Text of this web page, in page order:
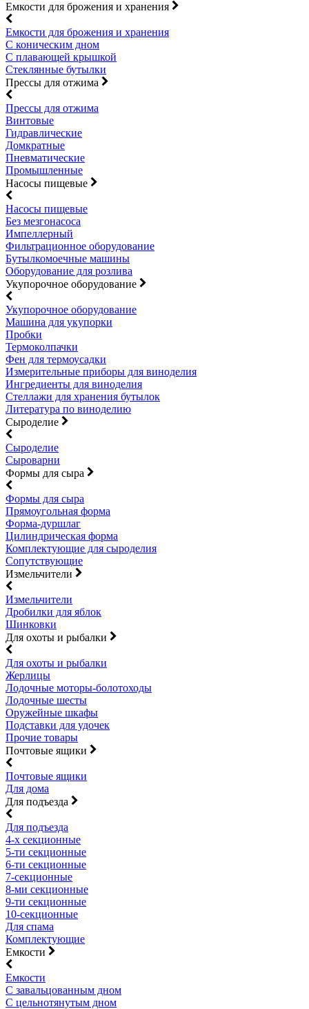
Емкости для брожения и хранения
Емкости для брожения и хранения
С коническим дном
С плавающей крышкой
Стеклянные бутылки
Прессы для отжима
Прессы для отжима
Винтовые
Гидравлические
Домкратные
Пневматические
Промышленные
Насосы пищевые
Насосы пищевые
Без мезгонасоса
Импеллерный
Фильтрационное оборудование
Бутылкомоечные машины
Оборудование для розлива
Укупорочное оборудование
Укупорочное оборудование
Машина для укупорки
Пробки
Термоколпачки
Фен для термоусадки
Измерительные приборы для виноделия
Ингредиенты для виноделия
Стеллажи для хранения бутылок
Литература по виноделию
Сыроделие
Сыроделие
Сыроварни
Формы для сыра
Формы для сыра
Прямоугольная форма
Форма-дуршлаг
Цилиндрическая форма
Комплектующие для сыроделия
Сопутствующие
Измельчители
Измельчители
Дробилки для яблок
Шинковки
Для охоты и рыбалки
Для охоты и рыбалки
Жерлицы
Лодочные моторы-болотоходы
Лодочные шесты
Оружейные шкафы
Подставки для удочек
Прочие товары
Почтовые ящики
Почтовые ящики
Для дома
Для подъезда
Для подъезда
4-х секционные
5-ти секционные
6-ти секционные
7-секционные
8-ми секционные
9-ти секционные
10-секционные
Для спама
Комплектующие
Емкости
Емкости
С завальцованным дном
С цельнотянутым дном